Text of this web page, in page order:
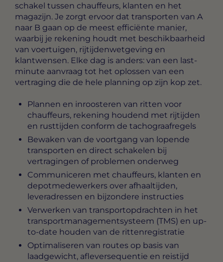
schakel tussen chauffeurs, klanten en het
magazijn. Je zorgt ervoor dat transporten van A
naar B gaan op de meest efficiënte manier,
waarbij je rekening houdt met beschikbaarheid
van voertuigen, rijtijdenwetgeving en
klantwensen. Elke dag is anders: van een last-
minute aanvraag tot het oplossen van een
vertraging die de hele planning op zijn kop zet.
Plannen en inroosteren van ritten voor
chauffeurs, rekening houdend met rijtijden
en rusttijden conform de tachograafregels
Bewaken van de voortgang van lopende
transporten en direct schakelen bij
vertragingen of problemen onderweg
Communiceren met chauffeurs, klanten en
depotmedewerkers over afhaaltijden,
leveradressen en bijzondere instructies
Verwerken van transportopdrachten in het
transportmanagementsysteem (TMS) en up-
to-date houden van de rittenregistratie
Optimaliseren van routes op basis van
laadgewicht, afleversequentie en reistijd